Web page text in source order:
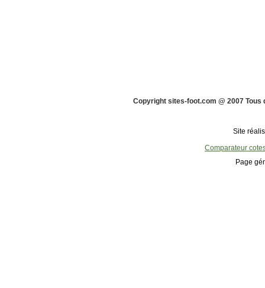
Copyright sites-foot.com @ 2007
Site
Comparateur
Page